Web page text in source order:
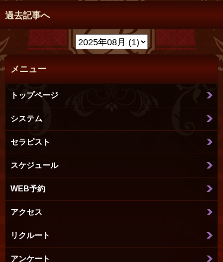
過去記事へ
メニュー
トップページ
システム
セラピスト
スケジュール
WEB予約
アクセス
リクルート
アンケート